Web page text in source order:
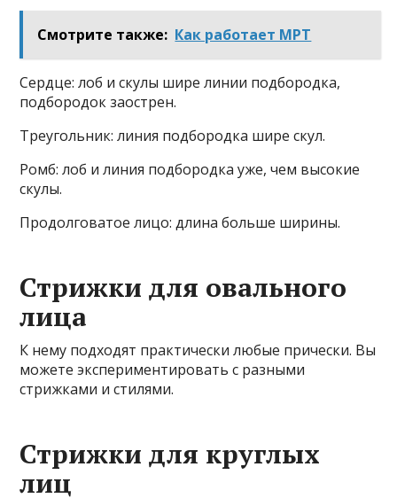
Смотрите также: Как работает МРТ
Сердце: лоб и скулы шире линии подбородка,
подбородок заострен.
Треугольник: линия подбородка шире скул.
Ромб: лоб и линия подбородка уже, чем высокие
скулы.
Продолговатое лицо: длина больше ширины.
Стрижки для овального
лица
К нему подходят практически любые прически. Вы
можете экспериментировать с разными
стрижками и стилями.
Стрижки для круглых
лиц